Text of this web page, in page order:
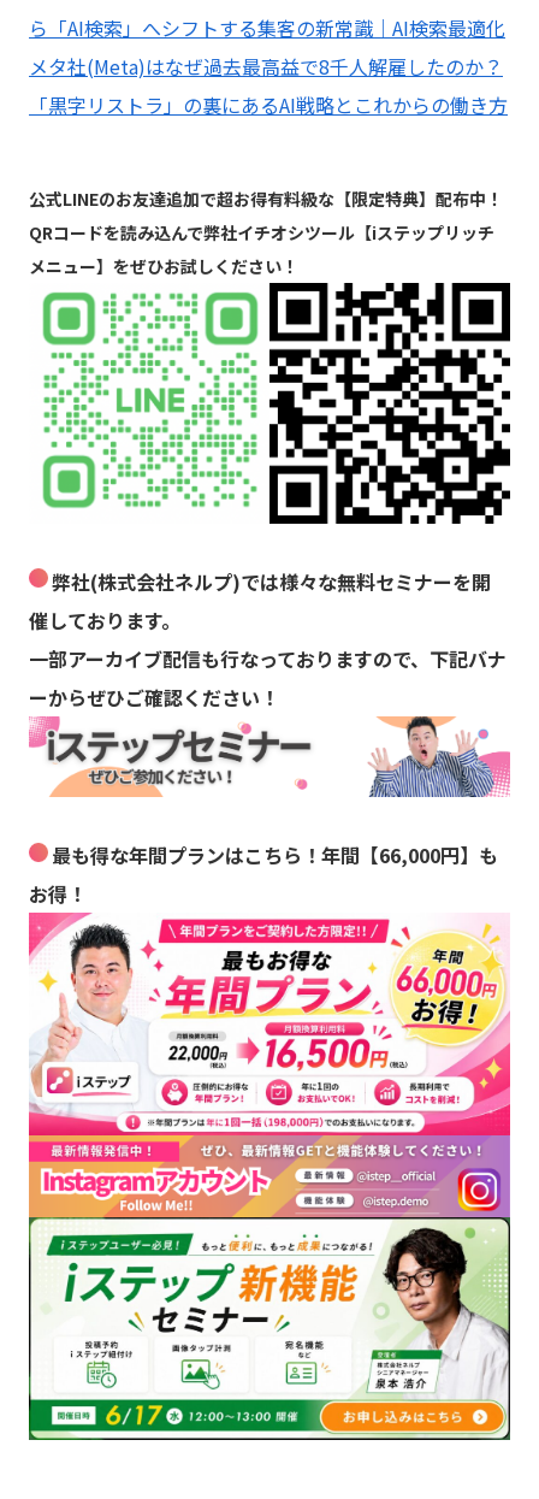
ら「AI検索」へシフトする集客の新常識｜AI検索最適化
メタ社(Meta)はなぜ過去最高益で8千人解雇したのか？
「黒字リストラ」の裏にあるAI戦略とこれからの働き方
公式LINEのお友達追加で超お得有料級な【限定特典】配布中！
QRコードを読み込んで弊社イチオシツール【iステップリッチ
メニュー】をぜひお試しください！
弊社(株式会社ネルプ)では様々な無料セミナーを開
催しております。
一部アーカイブ配信も行なっておりますので、下記バナ
ーからぜひご確認ください！
最も得な年間プランはこちら！年間【66,000円】も
お得！